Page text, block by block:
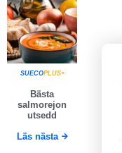
SUECOPLUS+
Bästa
salmorejon
utsedd
Läs nästa